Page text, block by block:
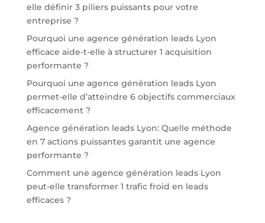
elle définir 3 piliers puissants pour votre
entreprise ?
Pourquoi une agence génération leads Lyon
efficace aide-t-elle à structurer 1 acquisition
performante ?
Pourquoi une agence génération leads Lyon
permet-elle d’atteindre 6 objectifs commerciaux
efficacement ?
Agence génération leads Lyon: Quelle méthode
en 7 actions puissantes garantit une agence
performante ?
Comment une agence génération leads Lyon
peut-elle transformer 1 trafic froid en leads
efficaces ?